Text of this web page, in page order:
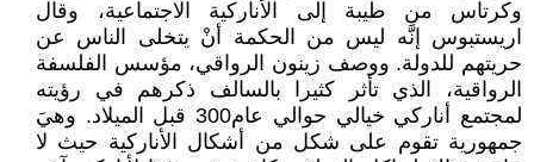
وكرتاس من طيبة إلى الأناركية الاجتماعية، وقال
اريستبوس إنَّه ليس من الحكمة أنْ يتخلى الناس عن
حريتهم للدولة. ووصف زينون الرواقي، مؤسس الفلسفة
الرواقية، الذي تأثر كثيرا بالسالف ذكرهم في رؤيته
لمجتمع أناركي خيالي حوالي عام300 قبل الميلاد. وهيَ
جمهورية تقوم على شكل من أشكال الأناركية حيث لا